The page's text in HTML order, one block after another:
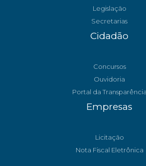
Legislação
Secretarias
Cidadão
Concursos
Ouvidoria
Portal da Transparência
Empresas
Licitação
Nota Fiscal Eletrônica